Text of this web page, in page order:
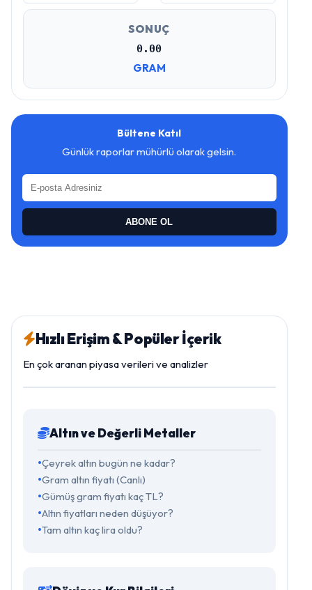
SONUÇ
0.00
GRAM
Bültene Katıl
Günlük raporlar mühürlü olarak gelsin.
ABONE OL
Hızlı Erişim & Popüler İçerik
En çok aranan piyasa verileri ve analizler
Altın ve Değerli Metaller
Çeyrek altın bugün ne kadar?
Gram altın fiyatı (Canlı)
Gümüş gram fiyatı kaç TL?
Altın fiyatları neden düşüyor?
Tam altın kaç lira oldu?